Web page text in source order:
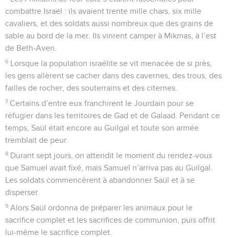
combattre Israël : ils avaient trente mille chars, six mille
cavaliers, et des soldats aussi nombreux que des grains de
sable au bord de la mer. Ils vinrent camper à Mikmas, à l’est
de Beth-Aven.
6 Lorsque la population israélite se vit menacée de si près,
les gens allèrent se cacher dans des cavernes, des trous, des
failles de rocher, des souterrains et des citernes.
7 Certains d’entre eux franchirent le Jourdain pour se
réfugier dans les territoires de Gad et de Galaad. Pendant ce
temps, Saül était encore au Guilgal et toute son armée
tremblait de peur.
8 Durant sept jours, on attendit le moment du rendez-vous
que Samuel avait fixé, mais Samuel n’arriva pas au Guilgal.
Les soldats commencèrent à abandonner Saül et à se
disperser.
9 Alors Saül ordonna de préparer les animaux pour le
sacrifice complet et les sacrifices de communion, puis offrit
lui-même le sacrifice complet.